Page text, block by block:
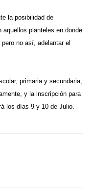
la posibilidad de
aquellos planteles en donde
no así, adelantar el
primaria y secundaria,
y la inscripción para
los días 9 y 10 de Julio.